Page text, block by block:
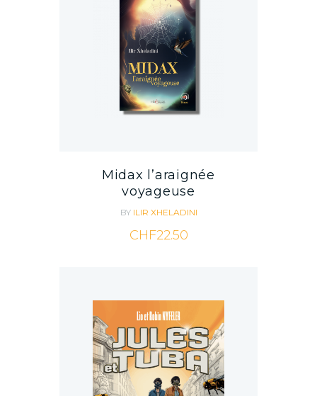
Midax l’araignée
voyageuse
BY ILIR XHELADINI
CHF22.50